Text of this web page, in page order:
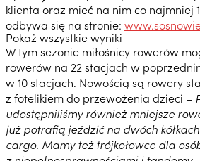
Pokaż wszystkie wyniki
klienta oraz mieć na nim co najmniej
odbywa się na stronie:
W tym sezonie miłośnicy rowerów
rowerów na 22 stacjach w
w 10 stacjach. Nowością są rowery
z fotelikiem do przewożenia dzieci –
udostępniliśmy również mniejsze
już potrafią jeździć na dwóch
cargo. Mamy też trójkołowce dla